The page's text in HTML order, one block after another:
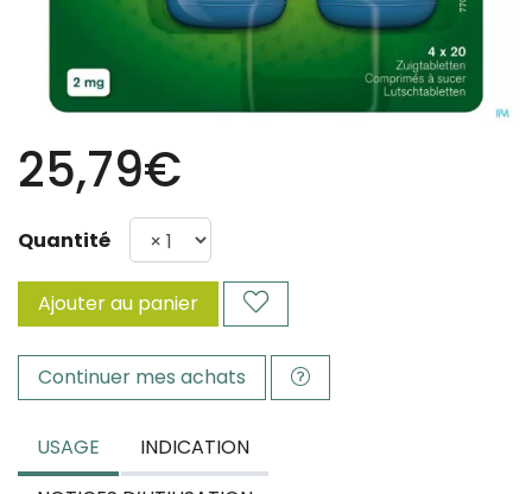
25,79€
Quantité
Ajouter au panier
Continuer mes achats
USAGE
INDICATION